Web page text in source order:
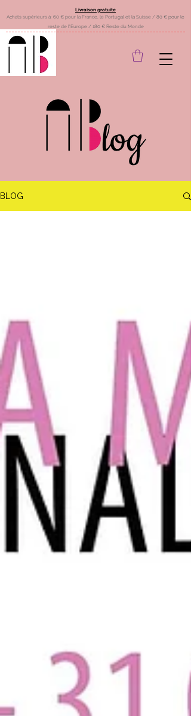
Livraison gratuite
Achats supérieurs à: 60 € pour la France, le Portugal et la Suisse / 80 € pour le
reste de l'Europe / 180 € Reste du Monde
BLOG